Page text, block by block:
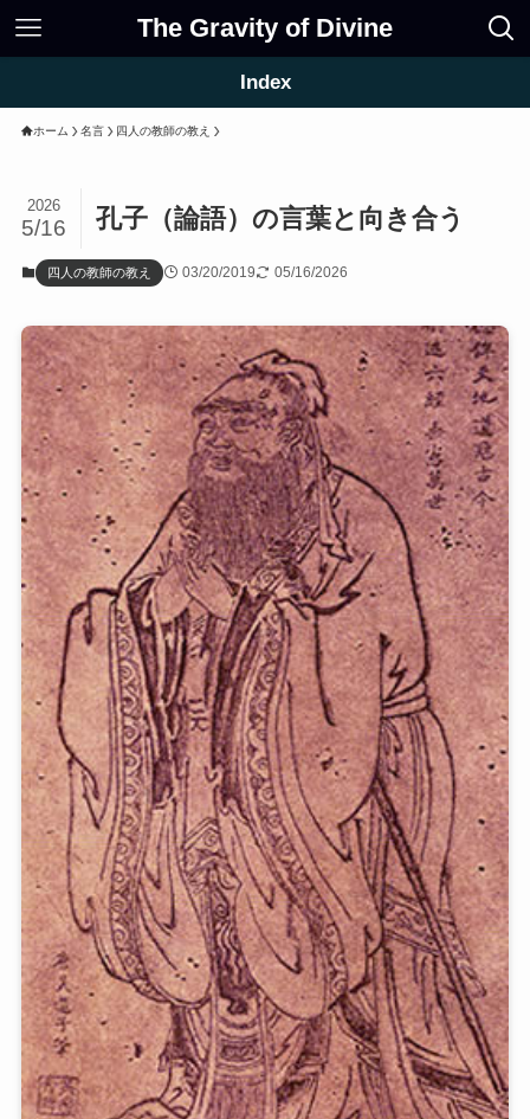
The Gravity of Divine
Index
ホーム 名言 四人の教師の教え
孔子（論語）の言葉と向き合う
2026
5/16
四人の教師の教え 03/20/2019 05/16/2026